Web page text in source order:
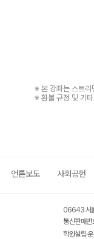
※ 본 강좌는 스트리
※ 환불 규정 및 기
언론보도 사회공헌
06643 서
통신판매
학원설립·